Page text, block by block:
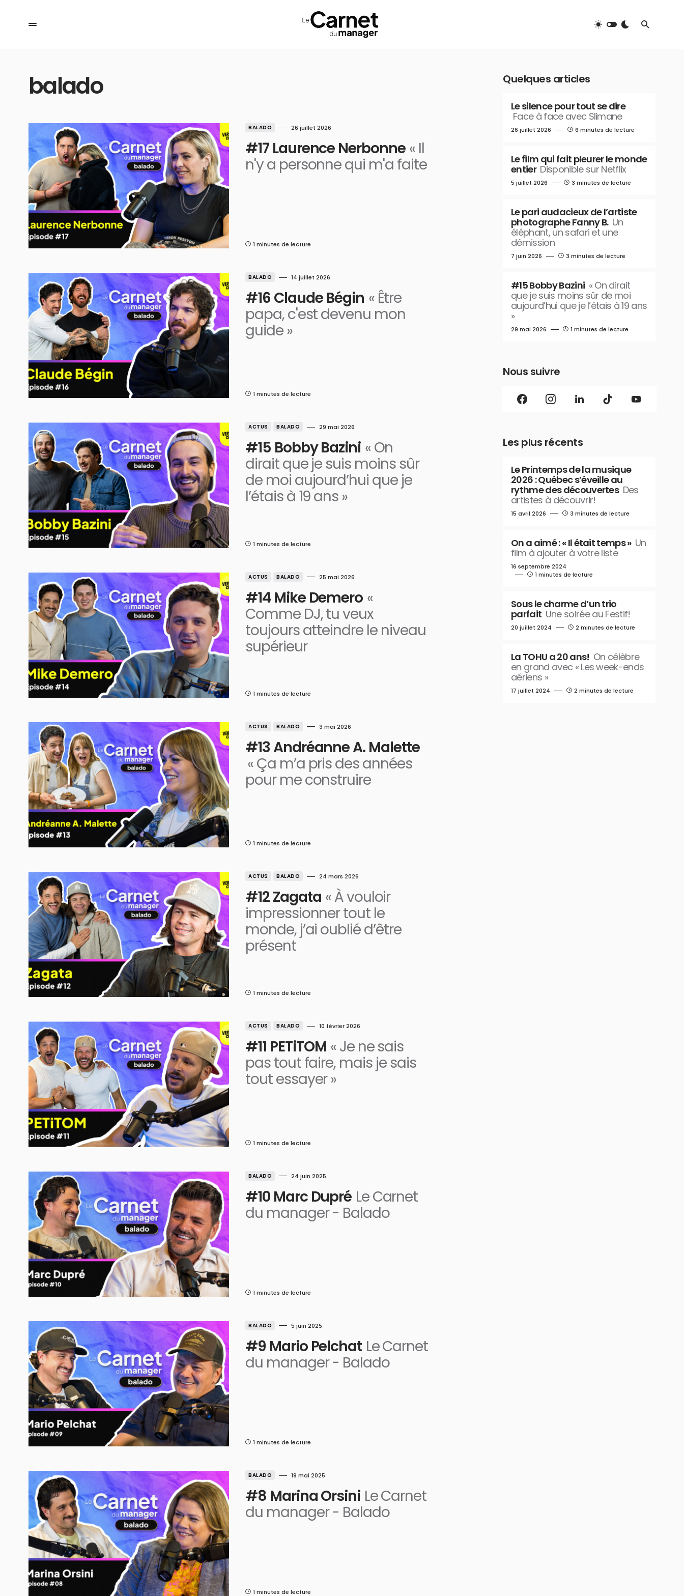
balado
BALADO 26 juillet 2026
#17 Laurence Nerbonne « Il
n'y a personne qui m'a faite
1 minutes de lecture
BALADO 14 juillet 2026
#16 Claude Bégin « Être
papa, c'est devenu mon
guide »
1 minutes de lecture
ACTUS BALADO 29 mai 2026
#15 Bobby Bazini « On
dirait que je suis moins sûr
de moi aujourd’hui que je
l’étais à 19 ans »
1 minutes de lecture
ACTUS BALADO 25 mai 2026
#14 Mike Demero «
Comme DJ, tu veux
toujours atteindre le niveau
supérieur
1 minutes de lecture
ACTUS BALADO 3 mai 2026
#13 Andréanne A. Malette
« Ça m’a pris des années
pour me construire
1 minutes de lecture
ACTUS BALADO 24 mars 2026
#12 Zagata « À vouloir
impressionner tout le
monde, j’ai oublié d’être
présent
1 minutes de lecture
ACTUS BALADO 10 février 2026
#11 PETiTOM « Je ne sais
pas tout faire, mais je sais
tout essayer »
1 minutes de lecture
BALADO 24 juin 2025
#10 Marc Dupré Le Carnet
du manager - Balado
1 minutes de lecture
BALADO 5 juin 2025
#9 Mario Pelchat Le Carnet
du manager - Balado
1 minutes de lecture
BALADO 19 mai 2025
#8 Marina Orsini Le Carnet
du manager - Balado
1 minutes de lecture
Quelques articles
Le silence pour tout se dire
Face à face avec Slimane
26 juillet 2026 6 minutes de lecture
Le film qui fait pleurer le monde
entier Disponible sur Netflix
5 juillet 2026 3 minutes de lecture
Le pari audacieux de l’artiste
photographe Fanny B. Un
éléphant, un safari et une
démission
7 juin 2026 3 minutes de lecture
#15 Bobby Bazini « On dirait
que je suis moins sûr de moi
aujourd’hui que je l’étais à 19 ans
»
29 mai 2026 1 minutes de lecture
Nous suivre
Les plus récents
Le Printemps de la musique
2026 : Québec s’éveille au
rythme des découvertes Des
artistes à découvrir!
15 avril 2026 3 minutes de lecture
On a aimé : « Il était temps » Un
film à ajouter à votre liste
16 septembre 2024
1 minutes de lecture
Sous le charme d’un trio
parfait Une soirée au Festif!
20 juillet 2024 2 minutes de lecture
La TOHU a 20 ans! On célèbre
en grand avec « Les week-ends
aériens »
17 juillet 2024 2 minutes de lecture